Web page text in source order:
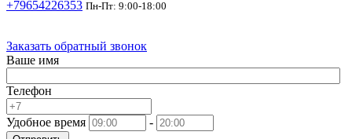
+79654226353 Пн-Пт: 9:00-18:00
Заказать обратный звонок
Ваше имя
Телефон
Удобное время -